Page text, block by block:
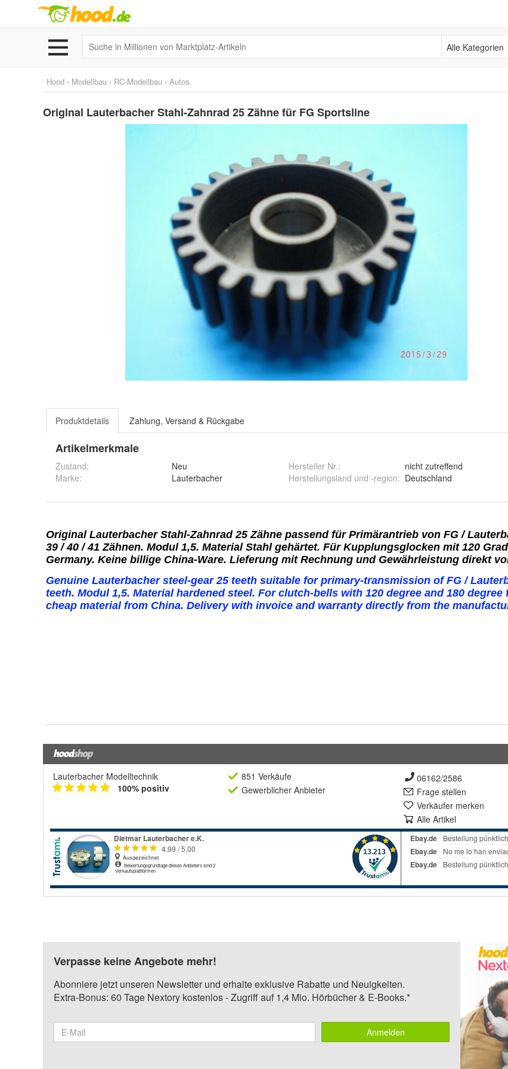
Alle Kategorien
Hood › Modellbau › RC-Modellbau › Autos
Original Lauterbacher Stahl-Zahnrad 25 Zähne für FG Sportsline
Produktdetails Zahlung, Versand & Rückgabe
Artikelmerkmale
Zustand:
Neu
Marke:
Lauterbacher
Hersteller Nr.:
nicht zutreffend
Herstellungsland und -region: Deutschland
Lauterbacher Modelltechnik
100% positiv
851 Verkäufe
Gewerblicher Anbieter
06162/2586
Frage stellen
Verkäufer merken
Alle Artikel
Verpasse keine Angebote mehr!
Abonniere jetzt unseren Newsletter und erhalte exklusive Rabatte und Neuigkeiten.
Extra-Bonus: 60 Tage Nextory kostenlos - Zugriff auf 1,4 Mio. Hörbücher & E-Books.*
Anmelden